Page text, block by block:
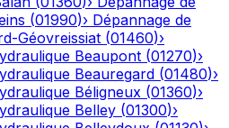
(01990)› Dépannage de
Géovreissiat (01460)›
Beaupont (01270)›
Beauregard (01480)›
Béligneux (01360)›
Belley (01300)›